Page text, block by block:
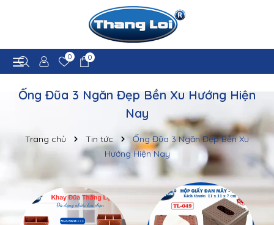
0 0
Ống Đũa 3 Ngăn Đẹp Bền Xu Hướng Hiện
Nay
Trang chủ Tin tức
Ống Đũa 3 Ngăn Đẹp Bền Xu
Hướng Hiện Nay